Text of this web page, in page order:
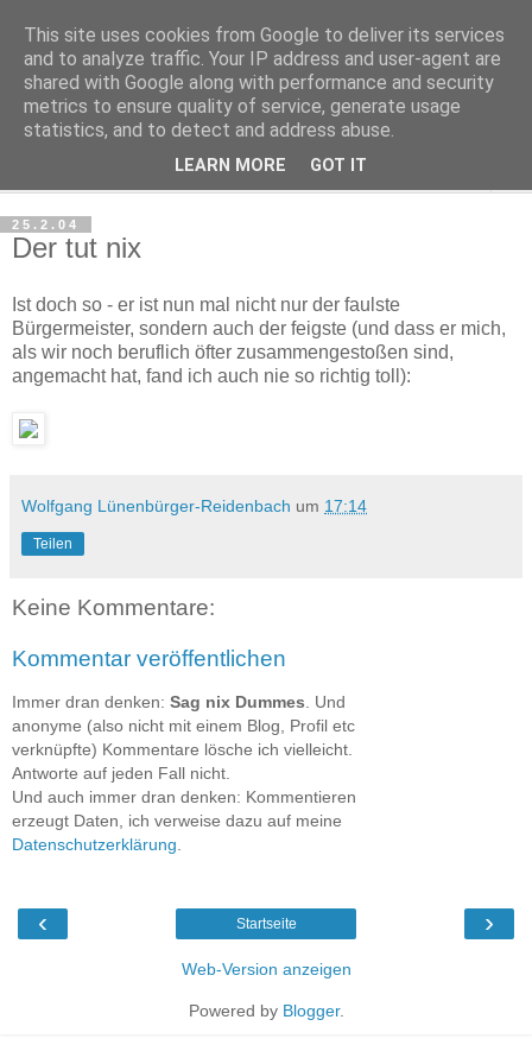
Haltungsturnen
Niveau sieht nur von unten aus wie Arroganz.
25.2.04
Der tut nix
Ist doch so - er ist nun mal nicht nur der faulste
Bürgermeister, sondern auch der feigste (und dass er mich,
als wir noch beruflich öfter zusammengestoßen sind,
angemacht hat, fand ich auch nie so richtig toll):
Wolfgang Lünenbürger-Reidenbach um 17:14
Teilen
Keine Kommentare:
Kommentar veröffentlichen
Immer dran denken: Sag nix Dummes . Und
anonyme (also nicht mit einem Blog, Profil etc
verknüpfte) Kommentare lösche ich vielleicht.
Antworte auf jeden Fall nicht.
Und auch immer dran denken: Kommentieren
erzeugt Daten, ich verweise dazu auf meine
Datenschutzerklärung
‹ ›
Startseite
Web-Version anzeigen
Powered by Blogger.
This site uses cookies from Google to deliver its services
and to analyze traffic. Your IP address and user-agent are
shared with Google along with performance and security
metrics to ensure quality of service, generate usage
statistics, and to detect and address abuse.
LEARN MORE GOT IT